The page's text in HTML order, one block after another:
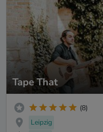
Tape That
(8)
Leipzig